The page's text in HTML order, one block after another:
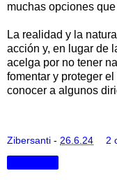
muchas opciones
La realidad y la
acción y, en lugar de
acelga por no tener
fomentar y proteger
conocer a algunos
Zibersanti - 26.6.24 2